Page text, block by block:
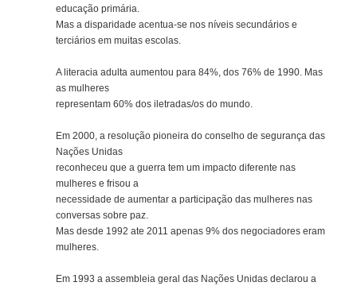
educação primária.
Mas a disparidade acentua-se nos níveis secundários e
terciários em muitas escolas.
A literacia adulta aumentou para 84%, dos 76% de 1990. Mas
as mulheres
representam 60% dos iletradas/os do mundo.
Em 2000, a resolução pioneira do conselho de segurança das
Nações Unidas
reconheceu que a guerra tem um impacto diferente nas
mulheres e frisou a
necessidade de aumentar a participação das mulheres nas
conversas sobre paz.
Mas desde 1992 ate 2011 apenas 9% dos negociadores eram
mulheres.
Em 1993 a assembleia geral das Nações Unidas declarou a